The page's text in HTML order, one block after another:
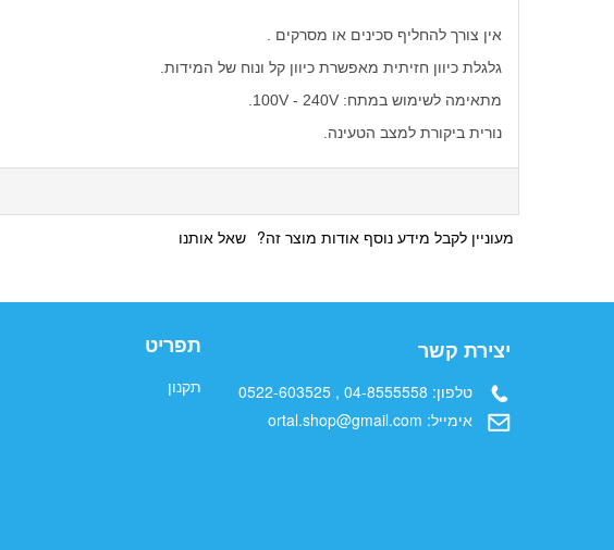
אין צורך להחליף סכינים או מסרקים .
גלגלת כיוון חזיתית מאפשרת כיוון קל ונוח של המידות.
מתאימה לשימוש במתח: 100V - 240V.
נורית ביקורת למצב הטעינה.
מעוניין לקבל מידע נוסף אודות מוצר זה? שאל אותנו
יצירת קשר
טלפון: 04-8555558 , 0522-603525
אימייל: ortal.shop@gmail.com
תפריט
תקנון